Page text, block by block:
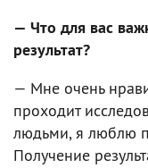
— Что для вас
результат?
— Мне очень
проходит
людьми, я люблю
Получение